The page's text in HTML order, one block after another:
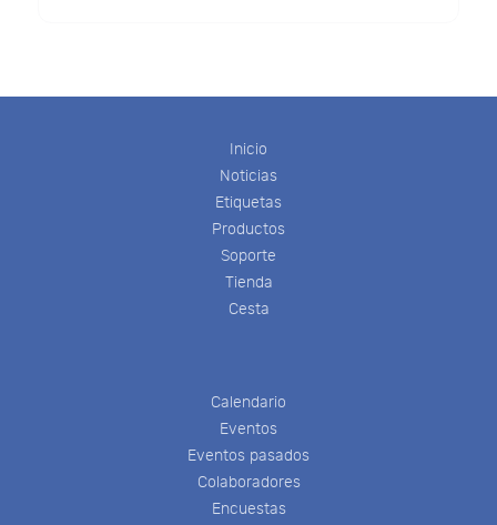
Inicio
Noticias
Etiquetas
Productos
Soporte
Tienda
Cesta
Calendario
Eventos
Eventos pasados
Colaboradores
Encuestas